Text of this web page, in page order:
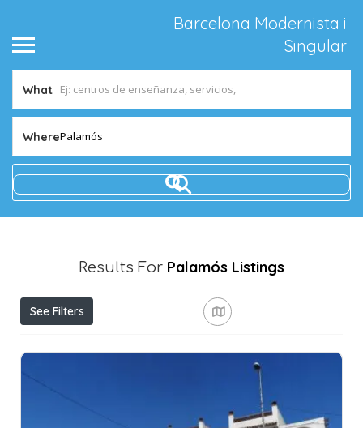
Barcelona Modernista i
Singular
What
WherePalamós
Results For Palamós Listings
See Filters